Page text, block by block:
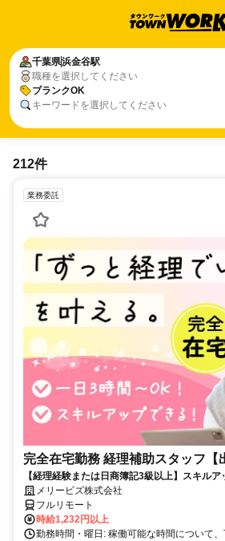
千葉県浜金谷駅
職種を選択してください
ブランクOK
キーワードを選択してください
212件
業務委託
完全在宅勤務 経理補助スタッフ【
【経理経験または日商簿記3級以上】スキルア
～。完全在宅で育児・介護中の方も大歓迎♪
メリービズ株式会社
フルリモート
時給1,232円以上
勤務時間・曜日: 稼働可能な時間について